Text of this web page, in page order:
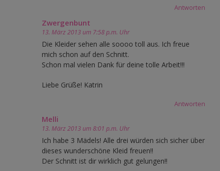
Antworten
Zwergenbunt
13. März 2013 um 7:58 p.m. Uhr
Die Kleider sehen alle soooo toll aus. Ich freue
mich schon auf den Schnitt.
Schon mal vielen Dank für deine tolle Arbeit!!!
Liebe Grüße! Katrin
Antworten
Melli
13. März 2013 um 8:01 p.m. Uhr
Ich habe 3 Mädels! Alle drei würden sich sicher über
dieses wunderschöne Kleid freuen!!
Der Schnitt ist dir wirklich gut gelungen!!